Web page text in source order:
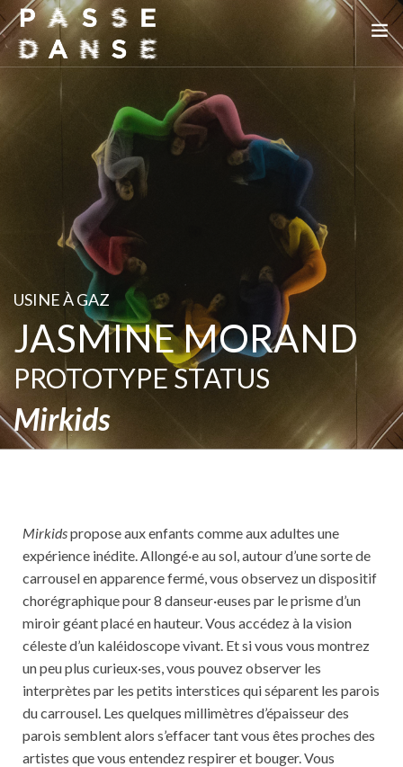
MAI DE LA DANSE
LE PASSEDANSE
LES LIEUX PARTENAIRES
ADHÉREZ
USINE À GAZ
JASMINE MORAND
PROTOTYPE STATUS
Mirkids
Mirkidspropose aux enfants comme aux adultes une
expérience inédite. Allongé·e au sol, autour d’une sorte de
carrousel en apparence fermé, vous observez un dispositif
chorégraphique pour 8 danseur·euses par le prisme d’un
miroir géant placé en hauteur. Vous accédez à la vision
céleste d’un kaléidoscope vivant. Et si vous vous montrez
un peu plus curieux·ses, vous pouvez observer les
interprètes par les petits interstices qui séparent les parois
du carrousel. Les quelques millimètres d’épaisseur des
parois semblent alors s’effacer tant vous êtes proches des
artistes que vous entendez respirer et bouger. Vous